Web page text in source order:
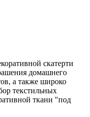
скатерти
домашнего
а также широко
текстильных
ткани "под